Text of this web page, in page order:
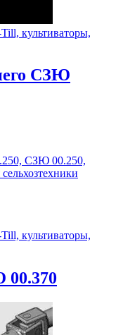
культиваторы,
СЗЮ
СЗЮ 00.250,
культиваторы,